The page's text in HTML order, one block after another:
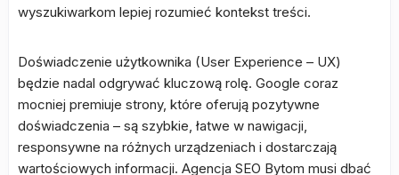
wyszukiwarkom lepiej rozumieć kontekst treści.
Doświadczenie użytkownika (User Experience – UX)
będzie nadal odgrywać kluczową rolę. Google coraz
mocniej premiuje strony, które oferują pozytywne
doświadczenia – są szybkie, łatwe w nawigacji,
responsywne na różnych urządzeniach i dostarczają
wartościowych informacji. Agencja SEO Bytom musi dbać